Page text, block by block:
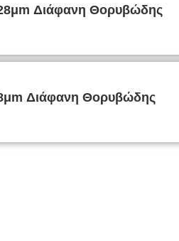
Διάφανη Θορυβώδης
Διάφανη Θορυβώδης